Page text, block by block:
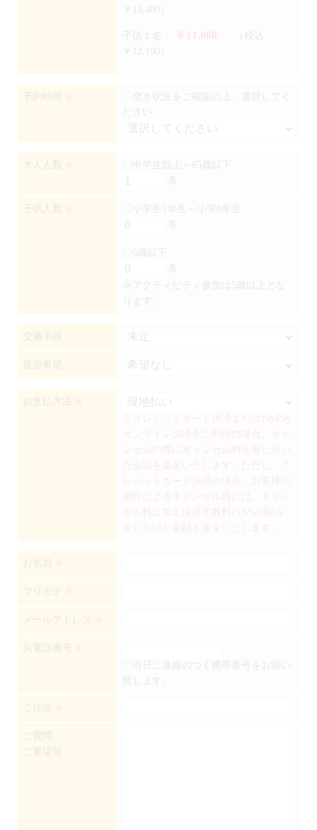
￥15,400）
子供１名： ￥11,000
（税込
￥12,100）
予約時間
〇空き状況をご確認の上、選択してく
ださい
大人人数
〇中学生以上～65歳以下
名
子供人数
〇小学生1年生～小学6年生
名
〇6歳以下
名
※アクティビティ参加は5歳以上とな
交通手段
送迎希望
お支払方法
※クレジットカード決済またはPayPay
オンライン決済をご利用の場合、キャ
ンセルの際にキャンセル料を差し引い
た金額を返金いたします。ただし、ク
レジットカード決済の場合、お客様の
都合によるキャンセル時には、キャン
セル料に加え決済手数料(3.6%+税)を
差し引いた金額を返金いたします。
お名前
フリガナ
メールアドレス
お電話番号
〇当日ご連絡のつく携帯番号をお願い
致します。
ご住所
ご要望等